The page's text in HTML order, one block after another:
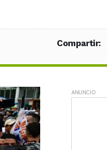
Compartir:
ANUNCIO